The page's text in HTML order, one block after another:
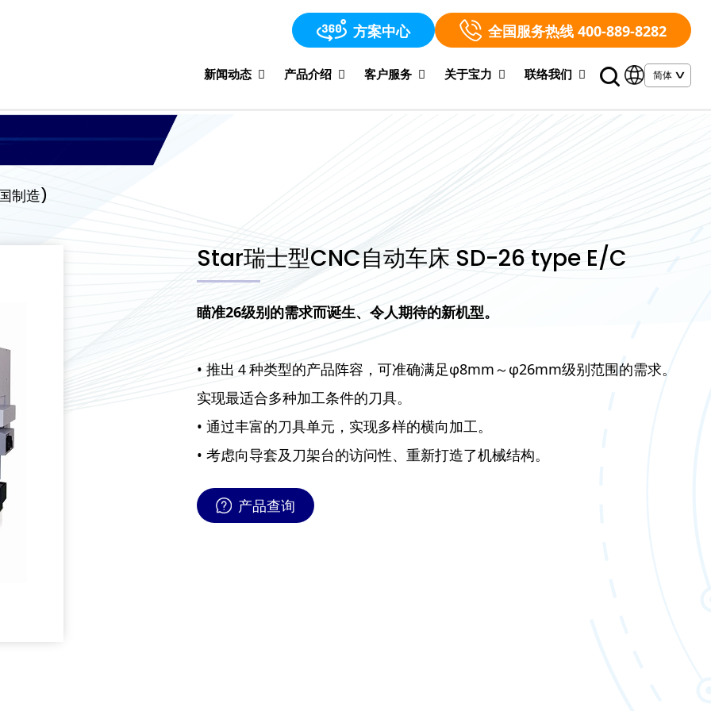
方案中心 全国服务热线 400-889-8282
新闻动态 产品介绍 客户服务 关于宝力 联络我们
制造)
Star瑞士型CNC自动车床 SD-26 type E/C
瞄准26级别的需求而诞生、令人期待的新机型。
• 推出４种类型的产品阵容，可准确满足φ8mm～φ26mm级别范围的需求。
实现最适合多种加工条件的刀具。
• 通过丰富的刀具单元，实现多样的横向加工。
• 考虑向导套及刀架台的访问性、重新打造了机械结构。
产品查询